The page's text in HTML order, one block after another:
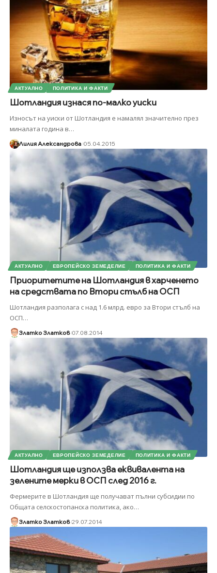
АКТУАЛНО ПОЛИТИКА И ФАКТИ
Шотландия изнася по-малко уиски
Износът на уиски от Шотландия е намалял значително през
миналата година в…
Лилия Александрова 05.04.2015
АКТУАЛНО ЕВРОПЕЙСКО ЗЕМЕДЕЛИЕ ПОЛИТИКА И ФАКТИ
Приоритетите на Шотландия в харченето
на средствата по Втори стълб на ОСП
Шотландия разполага с над 1.6 млрд. евро за Втори стълб на
ОСП…
Златко Златков 07.08.2014
АКТУАЛНО ЕВРОПЕЙСКО ЗЕМЕДЕЛИЕ ПОЛИТИКА И ФАКТИ
Шотландия ще използва еквивалента на
зелените мерки в ОСП след 2016 г.
Фермерите в Шотландия ще получават пълни субсидии по
Общата селскостопанска политика, ако…
Златко Златков 29.07.2014